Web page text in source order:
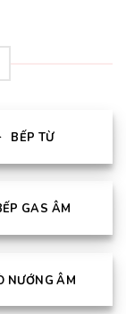
BẾP TỪ
GAS ÂM
NƯỚNG ÂM